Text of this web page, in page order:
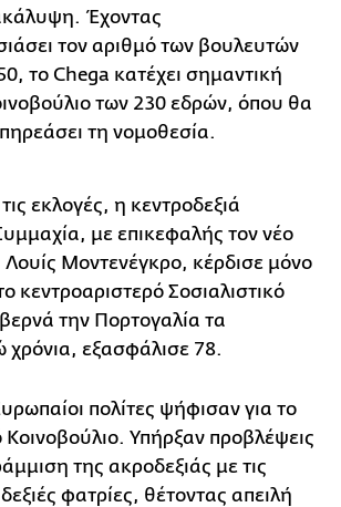
Έχοντας
τον αριθμό των βουλευτών
το Chega κατέχει σημαντική
των 230 εδρών, όπου θα
τη νομοθεσία.
εκλογές, η κεντροδεξιά
με επικεφαλής τον νέο
Μοντενέγκρο, κέρδισε μόνο
κεντροαριστερό Σοσιαλιστικό
την Πορτογαλία τα
χρόνια, εξασφάλισε 78.
πολίτες ψήφισαν για το
Υπήρξαν προβλέψεις
της ακροδεξιάς με τις
φατρίες, θέτοντας απειλή